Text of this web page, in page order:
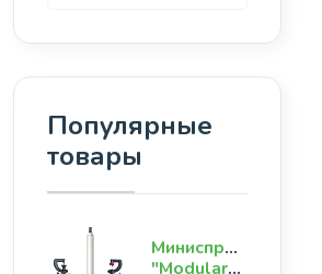
Популярные
товары
Миниспринклер
"ModularGroup"